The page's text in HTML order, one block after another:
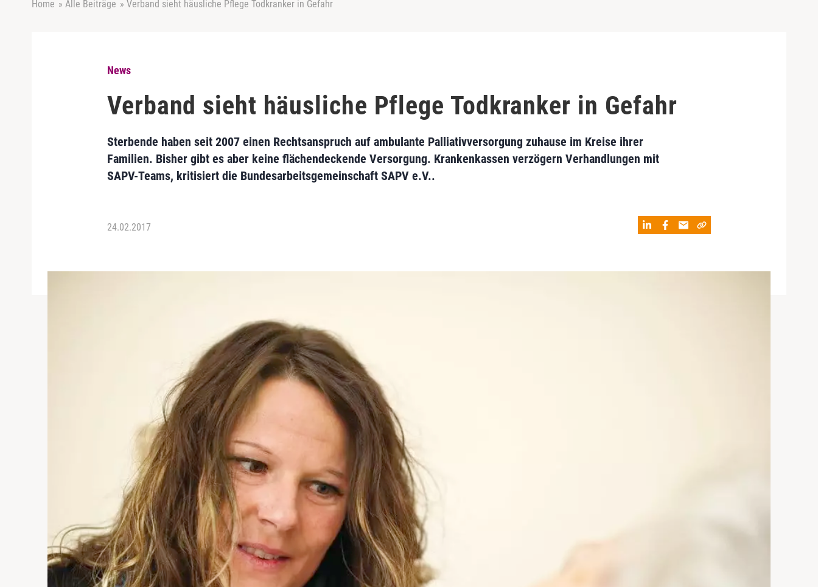
Home » Alle Beiträge » Verband sieht häusliche Pflege Todkranker in Gefahr
News
Verband sieht häusliche Pflege Todkranker in Gefahr
Sterbende haben seit 2007 einen Rechtsanspruch auf ambulante Palliativversorgung zuhause im Kreise ihrer
Familien. Bisher gibt es aber keine flächendeckende Versorgung. Krankenkassen verzögern Verhandlungen mit
SAPV-Teams, kritisiert die Bundesarbeitsgemeinschaft SAPV e.V..
24.02.2017